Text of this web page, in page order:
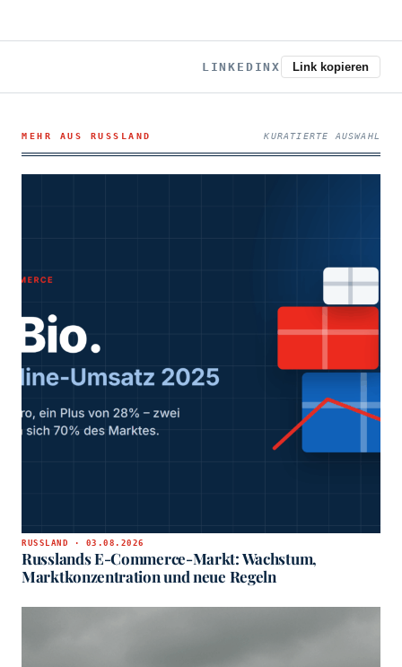
LINKEDINX Link kopieren
MEHR AUS RUSSLAND KURATIERTE AUSWAHL
RUSSLAND · 03.08.2026
Russlands E-Commerce-Markt: Wachstum,
Marktkonzentration und neue Regeln